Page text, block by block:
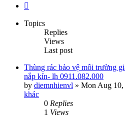
Topics
Replies
Views
Last post
Thùng rác bảo vệ môi trường
nắp kín- lh 0911.082.000
by diemnhienvl » Mon Aug 10,
khác
0 Replies
1 Views